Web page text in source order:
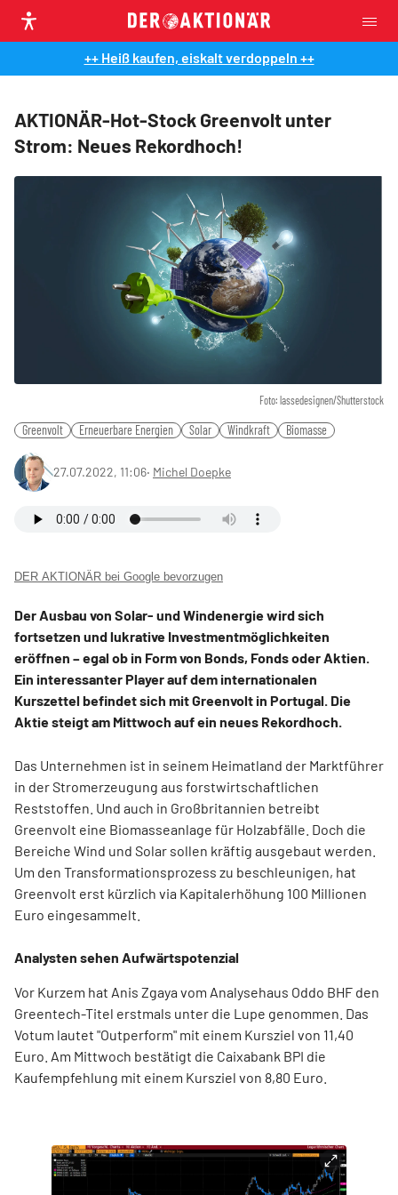
++ Heiß kaufen, eiskalt verdoppeln ++
AKTIONÄR-Hot-Stock Greenvolt unter
Strom: Neues Rekordhoch!
Foto: lassedesignen/Shutterstock
Greenvolt Erneuerbare Energien Solar Windkraft Biomasse
27.07.2022, 11:06‧ Michel Doepke
DER AKTIONÄR bei Google bevorzugen
Der Ausbau von Solar- und Windenergie wird sich
fortsetzen und lukrative Investmentmöglichkeiten
eröffnen – egal ob in Form von Bonds, Fonds oder Aktien.
Ein interessanter Player auf dem internationalen
Kurszettel befindet sich mit Greenvolt in Portugal. Die
Aktie steigt am Mittwoch auf ein neues Rekordhoch.
Das Unternehmen ist in seinem Heimatland der Marktführer
in der Stromerzeugung aus forstwirtschaftlichen
Reststoffen. Und auch in Großbritannien betreibt
Greenvolt eine Biomasseanlage für Holzabfälle. Doch die
Bereiche Wind und Solar sollen kräftig ausgebaut werden.
Um den Transformationsprozess zu beschleunigen, hat
Greenvolt erst kürzlich via Kapitalerhöhung 100 Millionen
Euro eingesammelt.
Analysten sehen Aufwärtspotenzial
Vor Kurzem hat Anis Zgaya vom Analysehaus Oddo BHF den
Greentech-Titel erstmals unter die Lupe genommen. Das
Votum lautet "Outperform" mit einem Kursziel von 11,40
Euro. Am Mittwoch bestätigt die Caixabank BPI die
Kaufempfehlung mit einem Kursziel von 8,80 Euro.